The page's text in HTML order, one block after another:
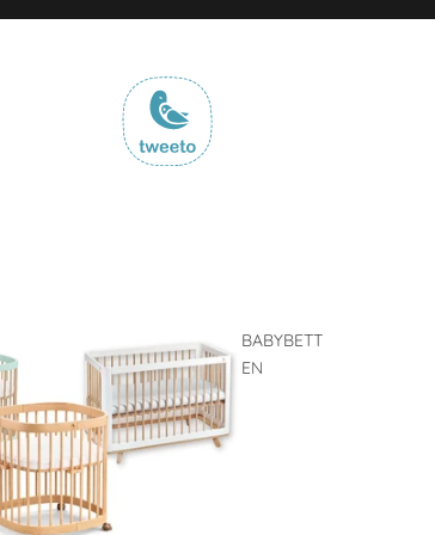
BABYBETT
EN